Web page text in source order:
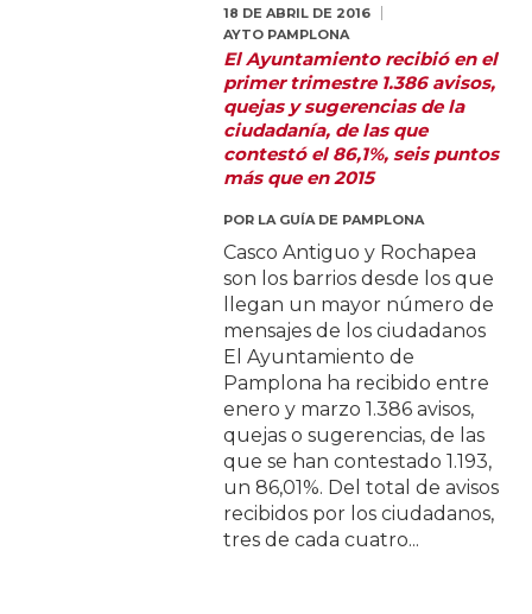
18 DE ABRIL DE 2016
AYTO PAMPLONA
El Ayuntamiento recibió en el
primer trimestre 1.386 avisos,
quejas y sugerencias de la
ciudadanía, de las que
contestó el 86,1%, seis puntos
más que en 2015
POR LA GUÍA DE PAMPLONA
Casco Antiguo y Rochapea
son los barrios desde los que
llegan un mayor número de
mensajes de los ciudadanos
El Ayuntamiento de
Pamplona ha recibido entre
enero y marzo 1.386 avisos,
quejas o sugerencias, de las
que se han contestado 1.193,
un 86,01%. Del total de avisos
recibidos por los ciudadanos,
tres de cada cuatro...